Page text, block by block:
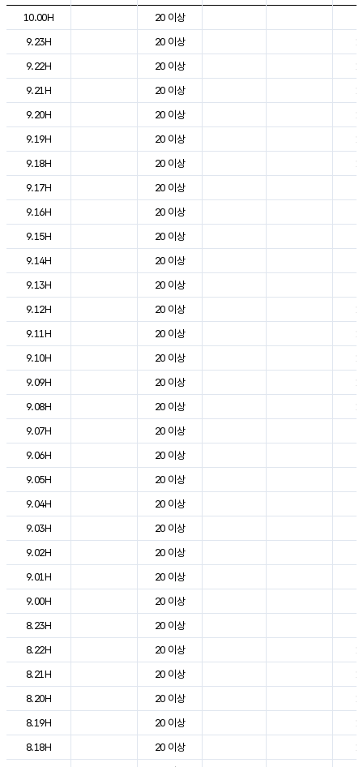
도시별 기상실황표로 지점, 날씨, 기온, 강수, 바람, 기압등을 안내한 표입
10.00H
20 이상
9.23H
20 이상
9.22H
20 이상
9.21H
20 이상
9.20H
20 이상
9.19H
20 이상
9.18H
20 이상
9.17H
20 이상
9.16H
20 이상
9.15H
20 이상
9.14H
20 이상
9.13H
20 이상
9.12H
20 이상
9.11H
20 이상
9.10H
20 이상
9.09H
20 이상
9.08H
20 이상
9.07H
20 이상
9.06H
20 이상
9.05H
20 이상
9.04H
20 이상
9.03H
20 이상
9.02H
20 이상
9.01H
20 이상
9.00H
20 이상
8.23H
20 이상
8.22H
20 이상
8.21H
20 이상
8.20H
20 이상
8.19H
20 이상
8.18H
20 이상